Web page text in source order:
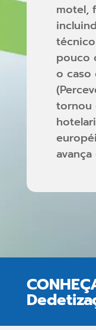
motel,
pouco
o caso
tornou